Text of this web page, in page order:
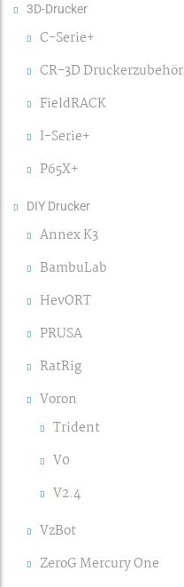
3D-Drucker
C-Serie+
CR-3D Druckerzubehör
FieldRACK
I-Serie+
P65X+
DIY Drucker
Annex K3
BambuLab
HevORT
PRUSA
RatRig
Voron
Trident
V0
V2.4
VzBot
ZeroG Mercury One